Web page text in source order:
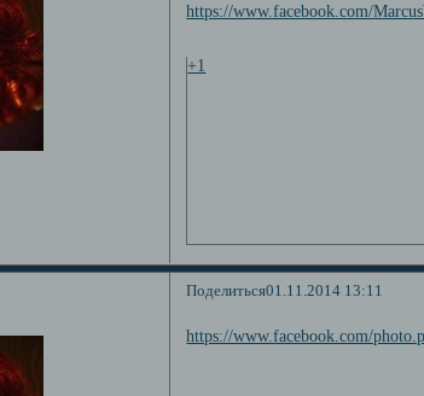
https://www.facebook.com/
+1
Поделиться01.11.2014 13:11
https://www.facebook.com/